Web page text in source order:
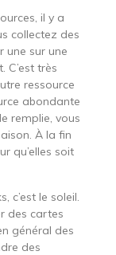
il y a
collectez des
une sur une
très
ressource
abondante
remplie, vous
À la fin
qu’elles soit
c’est le soleil.
des cartes
général des
des